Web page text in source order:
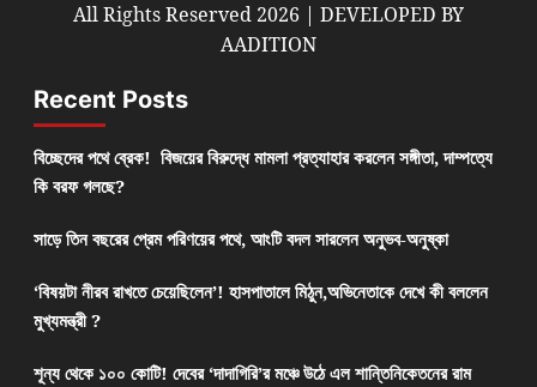
All Rights Reserved 2026 | DEVELOPED BY
AADITION
Recent Posts
বিচ্ছেদের পথে ব্রেক! বিজয়ের বিরুদ্ধে মামলা প্রত্যাহার করলেন সঙ্গীতা, দাম্পত্যে
কি বরফ গলছে?
সাড়ে তিন বছরের প্রেম পরিণয়ের পথে, আংটি বদল সারলেন অনুভব-অনুষ্কা
‘বিষয়টা নীরব রাখতে চেয়েছিলেন’! হাসপাতালে মিঠুন,অভিনেতাকে দেখে কী বললেন
মুখ্যমন্ত্রী ?
শূন্য থেকে ১০০ কোটি! দেবের ‘দাদাগিরি’র মঞ্চে উঠে এল শান্তিনিকেতনের রাম